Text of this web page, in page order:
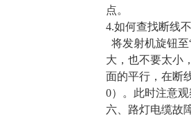
点。
4.如何查找断线
将发射机旋钮
大，也不要太小
面的平行，在断
0）。此时注意
六、路灯电缆故